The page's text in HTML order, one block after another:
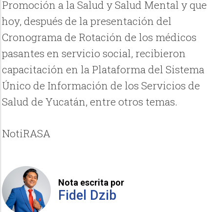
Promoción a la Salud y Salud Mental y que
hoy, después de la presentación del
Cronograma de Rotación de los médicos
pasantes en servicio social, recibieron
capacitación en la Plataforma del Sistema
Único de Información de los Servicios de
Salud de Yucatán, entre otros temas.
NotiRASA
Nota escrita por
Fidel Dzib